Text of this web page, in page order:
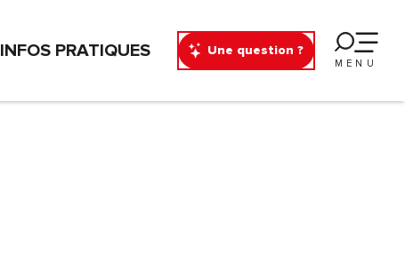
Une question ?
MENU
INFOS PRATIQUES